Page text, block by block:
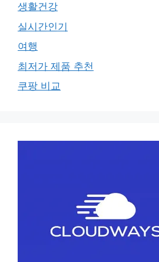
생활건강
실시간인기
여행
최저가 제품 추천
쿠팡 비교